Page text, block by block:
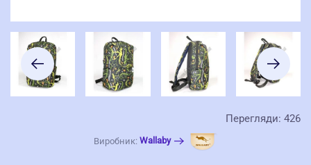
Перегляди: 426
Виробник:Wallaby